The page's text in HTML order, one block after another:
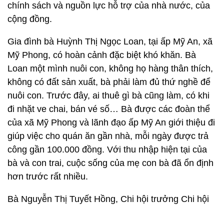
chính sách và nguồn lực hỗ trợ của nhà nước, của
cộng đồng.
Gia đình bà Huỳnh Thị Ngọc Loan, tại ấp Mỹ An, xã
Mỹ Phong, có hoàn cảnh đặc biệt khó khăn. Bà
Loan một mình nuôi con, không họ hàng thân thích,
không có đất sản xuất, bà phải làm đủ thứ nghề để
nuôi con. Trước đây, ai thuê gì bà cũng làm, có khi
đi nhặt ve chai, bán vé số… Bà được các đoàn thể
của xã Mỹ Phong và lãnh đạo ấp Mỹ An giới thiệu đi
giúp việc cho quán ăn gần nhà, mỗi ngày được trả
công gần 100.000 đồng. Với thu nhập hiện tại của
bà và con trai, cuộc sống của mẹ con bà đã ổn định
hơn trước rất nhiều.
Bà Nguyễn Thị Tuyết Hồng, Chi hội trưởng Chi hội